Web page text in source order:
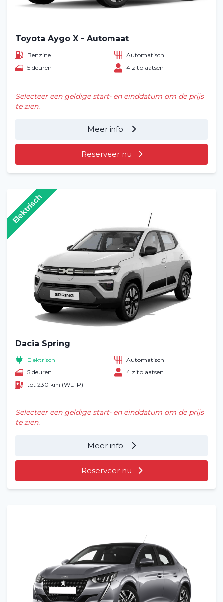
Toyota Aygo X - Automaat
Benzine
Automatisch
5 deuren
4 zitplaatsen
Selecteer een geldige start- en einddatum om de prijs
te zien.
Meer info
Reserveer nu
Dacia Spring
Elektrisch
Automatisch
5 deuren
4 zitplaatsen
tot 230 km (WLTP)
Selecteer een geldige start- en einddatum om de prijs
te zien.
Meer info
Reserveer nu
Elektrisch